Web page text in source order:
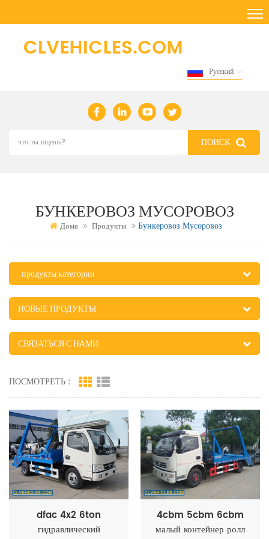
Русский
БУНКЕРОВОЗ МУСОРОВОЗ
Дома Продукты Бункеровоз Мусоровоз
продукты категории
НОВЫЕ ПРОДУКТЫ
СВЯЗАТЬСЯ С НАМИ
ПОСМОТРЕТЬ :
dfac 4x2 6ton
гидравлический
4cbm 5cbm 6cbm
малый контейнер ролл